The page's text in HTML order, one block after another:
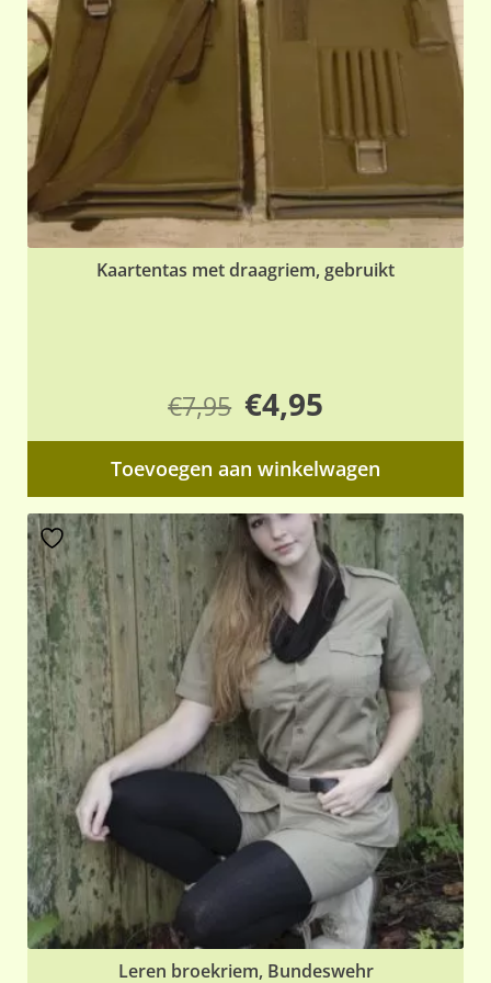
op
Kaartentas met draagriem, gebruikt
€7,95 Oorspronkelijke
prijs
was:
€7,95.
€4,95Huidige
prijs
is:
€4,95.
Toevoegen aan winkelwagen
Leren broekriem, Bundeswehr